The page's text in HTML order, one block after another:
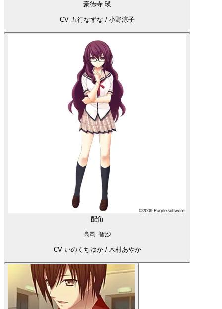
豪徳寺 瑛
CV 五行なずな / 小野涼子
配角
高司 智沙
CV いのくちゆか / 木村あやか